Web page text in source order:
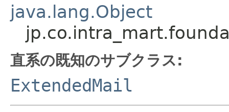
java.lang.Object
直系の既知のサブクラス:
ExtendedMail